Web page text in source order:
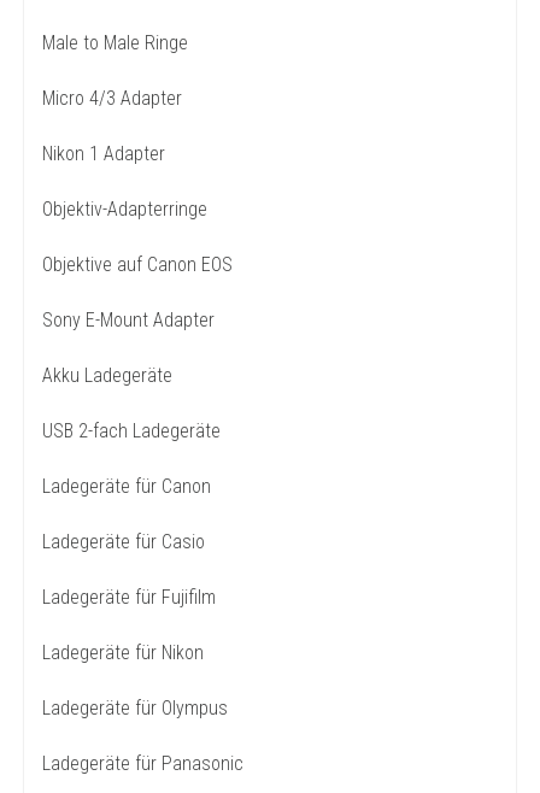
Male to Male Ringe
Micro 4/3 Adapter
Nikon 1 Adapter
Objektiv-Adapterringe
Objektive auf Canon EOS
Sony E-Mount Adapter
Akku Ladegeräte
USB 2-fach Ladegeräte
Ladegeräte für Canon
Ladegeräte für Casio
Ladegeräte für Fujifilm
Ladegeräte für Nikon
Ladegeräte für Olympus
Ladegeräte für Panasonic